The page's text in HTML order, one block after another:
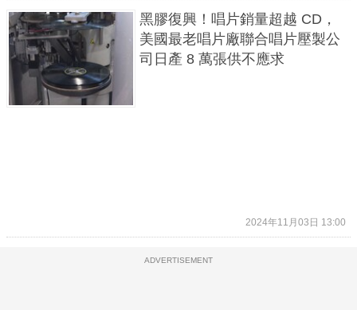
黑膠復興！唱片銷量超越 CD，
美國最老唱片廠聯合唱片壓製公
司日產 8 萬張供不應求
2024年11月03日 13:00
ADVERTISEMENT